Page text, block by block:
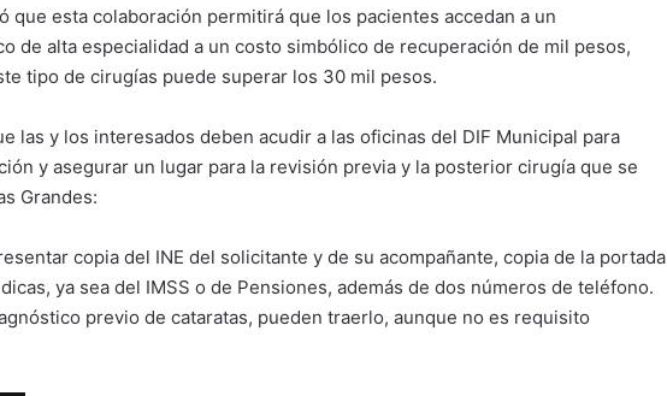
que esta colaboración permitirá que los pacientes accedan a un
de alta especialidad a un costo simbólico de recuperación de mil pesos,
tipo de cirugías puede superar los 30 mil pesos.
las y los interesados deben acudir a las oficinas del DIF Municipal para
y asegurar un lugar para la revisión previa y la posterior cirugía que se
Grandes:
copia del INE del solicitante y de su acompañante, copia de la portada
ya sea del IMSS o de Pensiones, además de dos números de teléfono.
previo de cataratas, pueden traerlo, aunque no es requisito